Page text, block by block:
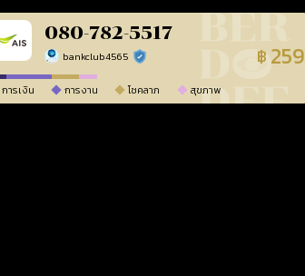
080-782-5517
bankclub4565 ร้านยืนยันแล้ว ฿ 259
การเงิน การงาน โชคลาภ สุขภาพ